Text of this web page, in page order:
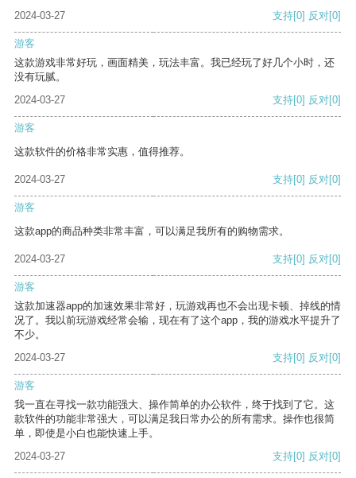
2024-03-27
支持[0] 反对[0]
游客
这款游戏非常好玩，画面精美，玩法丰富。我已经玩了好几个小时，还
没有玩腻。
2024-03-27
支持[0] 反对[0]
游客
这款软件的价格非常实惠，值得推荐。
2024-03-27 支持[0] 反对[0]
游客
这款app的商品种类非常丰富，可以满足我所有的购物需求。
2024-03-27 支持[0] 反对[0]
游客
这款加速器app的加速效果非常好，玩游戏再也不会出现卡顿、掉线的情
况了。我以前玩游戏经常会输，现在有了这个app，我的游戏水平提升了
不少。
2024-03-27
支持[0] 反对[0]
游客
我一直在寻找一款功能强大、操作简单的办公软件，终于找到了它。这
款软件的功能非常强大，可以满足我日常办公的所有需求。操作也很简
单，即使是小白也能快速上手。
2024-03-27
支持[0] 反对[0]